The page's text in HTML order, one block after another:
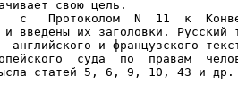
свою цель.
с   Протоколом  N  11  к
и введены их заголовки. Русский
и французского
суда  по  правам
статей 5, 6, 9, 10, 43 и